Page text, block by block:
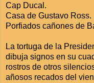
Cap Ducal.
Casa de Gustavo Ross.
Porfiados cañones de
La tortuga de la
dibuja signos en su
rostros de otros
añosos recados del